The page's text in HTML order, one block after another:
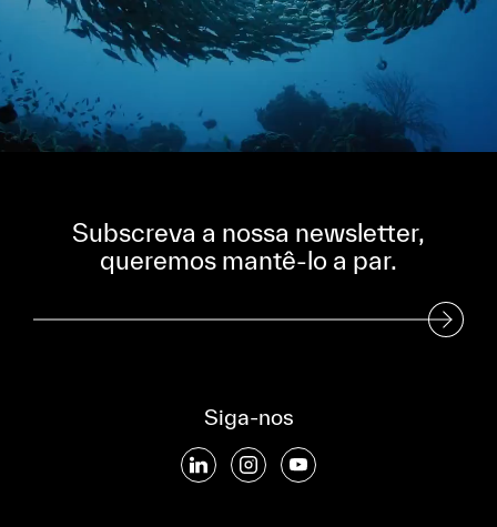
Subscreva a nossa newsletter,
queremos mantê-lo a par.
Subscreva a nossa Newsletter
Siga-nos